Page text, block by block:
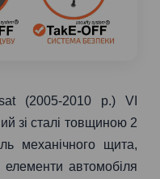
(2005-2010 р.) VI
зі сталі товщиною 2
механічного щита,
автомобіля